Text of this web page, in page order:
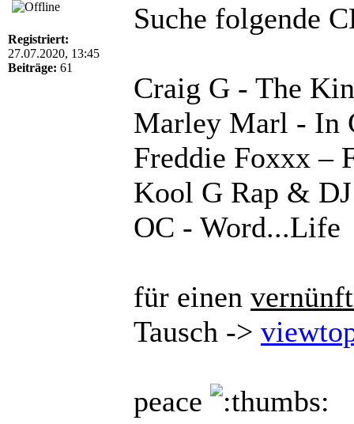
Registriert:
27.07.2020, 13:45
Beiträge: 61
Suche folgende
Craig G - The
Marley Marl - In
Freddie Foxxx ‎–
Kool G Rap &
OC - Word...Life
für einen
Tausch ->
peace